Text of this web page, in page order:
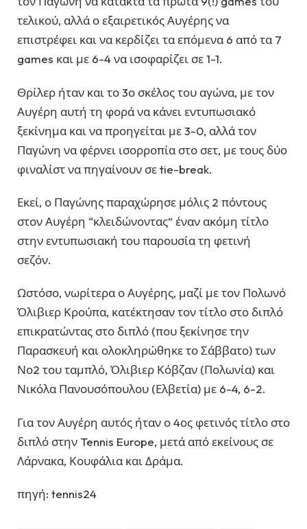
τελικού, αλλά ο εξαιρετικός Αυγέρης να
επιστρέφει και να κερδίζει τα επόμενα 6 από τα 7
games και με 6-4 να ισοφαρίζει σε 1-1.
Θρίλερ ήταν και το 3ο σκέλος του αγώνα, με τον
Αυγέρη αυτή τη φορά να κάνει εντυπωσιακό
ξεκίνημα και να προηγείται με 3-0, αλλά τον
Παγώνη να φέρνει ισορροπία στο σετ, με τους δύο
φιναλίστ να πηγαίνουν σε tie-break.
Εκεί, ο Παγώνης παραχώρησε μόλις 2 πόντους
στον Αυγέρη “κλειδώνοντας” έναν ακόμη τίτλο
στην εντυπωσιακή του παρουσία τη φετινή
σεζόν.
Ωστόσο, νωρίτερα ο Αυγέρης, μαζί με τον Πολωνό
Όλιβιερ Κρούπα, κατέκτησαν τον τίτλο στο διπλό
επικρατώντας στο διπλό (που ξεκίνησε την
Παρασκευή και ολοκληρώθηκε το Σάββατο) των
Νο2 του ταμπλό, Όλιβιερ Κόβζαν (Πολωνία) και
Νικόλα Πανουσόπουλου (Ελβετία) με 6-4, 6-2.
Για τον Αυγέρη αυτός ήταν ο 4ος φετινός τίτλο στο
διπλό στην Tennis Europe, μετά από εκείνους σε
Λάρνακα, Κουφάλια και Δράμα.
πηγή: tennis24